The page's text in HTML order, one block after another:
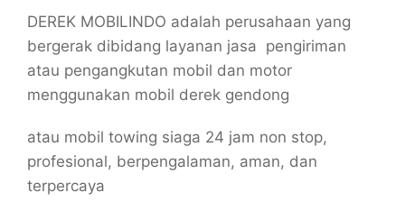
DEREK MOBILINDO adalah perusahaan yang
bergerak dibidang layanan jasa pengiriman
atau pengangkutan mobil dan motor
menggunakan mobil derek gendong
atau mobil towing siaga 24 jam non stop,
profesional, berpengalaman, aman, dan
terpercaya